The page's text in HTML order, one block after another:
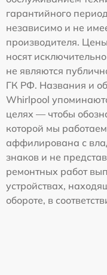
гарантийного
независимо и не
производителя.
носят
не являются
ГК РФ. Названия и
Whirlpool
целях — чтобы
которой мы
аффилирована с
знаков и не
ремонтных работ
устройствах,
обороте, в